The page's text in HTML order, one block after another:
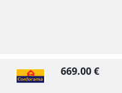
669.00 €